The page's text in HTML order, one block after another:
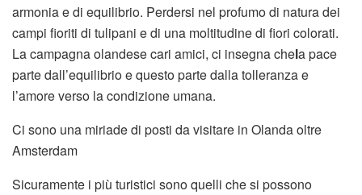
armonia e di equilibrio. Perdersi nel profumo di natura dei
campi fioriti di tulipani e di una moltitudine di fiori colorati.
La campagna olandese cari amici, ci insegna chela pace
parte dall’equilibrio e questo parte dalla tolleranza e
l’amore verso la condizione umana.
Ci sono una miriade di posti da visitare in Olanda oltre
Amsterdam
Sicuramente i più turistici sono quelli che si possono